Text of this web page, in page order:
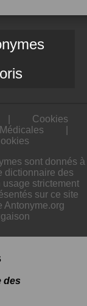
Cookies
sont donnés à
dictionnaire des
usage strictement
sur ce site
Antonyme.org
des